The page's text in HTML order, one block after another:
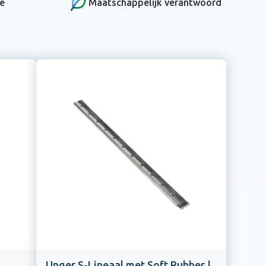
Maatschappelijk verantwoord